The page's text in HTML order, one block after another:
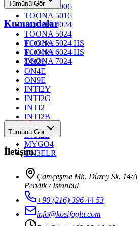
TOONA 4006
TOONA 5016
TOONA 4024
TOONA 5024
TOONA 5024 HS
TOONA 6024 HS
TOONA 7024
Tümünü Gör
Kumandalar
FLO2RE
FLO4RE
ON2E
ON4E
ON9E
INTI2Y
INTI2G
INTI2
INTI2B
INTI2R
INTI2L
MYGO4
ON3ELR
Tümünü Gör
İletişim
Çamçeşme Mh. Düzey Sk. 14/A
Pendik / İstanbul
+90 (216) 396 44 53
info@kosifoglu.com